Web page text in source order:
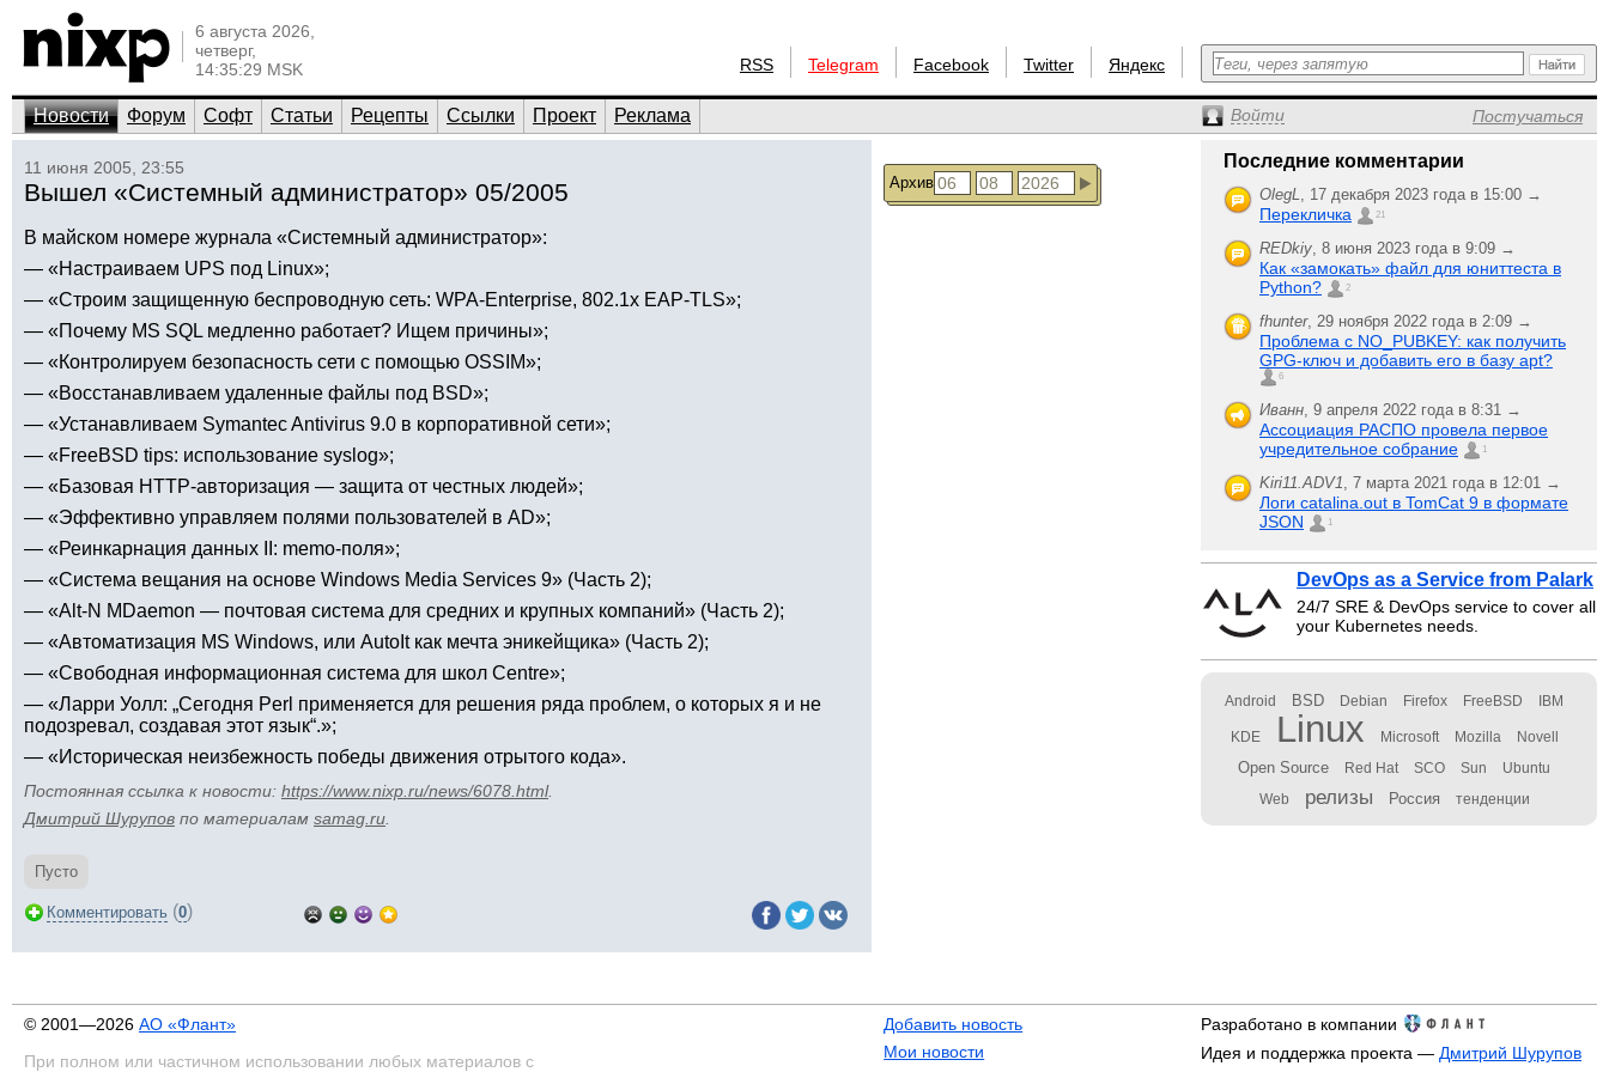
6 августа 2026,
четверг,
14:35:29 MSK
RSS Telegram Facebook Twitter Яндекс
Новости Форум Софт Статьи Рецепты Ссылки Проект Реклама Войти Постучаться
11 июня 2005, 23:55
Вышел «Системный администратор» 05/2005
В майском номере журнала «Системный администратор»:
— «Настраиваем UPS под Linux»;
— «Строим защищенную беспроводную сеть: WPA-Enterprise, 802.1x EAP-TLS»;
— «Почему MS SQL медленно работает? Ищем причины»;
— «Контролируем безопасность сети с помощью OSSIM»;
— «Восстанавливаем удаленные файлы под BSD»;
— «Устанавливаем Symantec Antivirus 9.0 в корпоративной сети»;
— «FreeBSD tips: использование syslog»;
— «Базовая HTTP-авторизация — защита от честных людей»;
— «Эффективно управляем полями пользователей в AD»;
— «Реинкарнация данных II: memo-поля»;
— «Система вещания на основе Windows Media Services 9» (Часть 2);
— «Alt-N MDaemon — почтовая система для средних и крупных компаний» (Часть 2);
— «Автоматизация MS Windows, или AutoIt как мечта эникейщика» (Часть 2);
— «Свободная информационная система для школ Centre»;
— «Ларри Уолл: „Сегодня Perl применяется для решения ряда проблем, о которых я и не
подозревал, создавая этот язык“.»;
— «Историческая неизбежность победы движения отрытого кода».
Постоянная ссылка к новости: https://www.nixp.ru/news/6078.html.
Дмитрий Шурупов по материалам samag.ru
Пусто
Комментировать (0)
Архив
Последние комментарии
OlegL, 17 декабря 2023 года в 15:00 →
Перекличка 21
REDkiy, 8 июня 2023 года в 9:09 →
Как «замокать» файл для юниттеста в
Python?
2
fhunter, 29 ноября 2022 года в 2:09 →
Проблема с NO_PUBKEY: как получить
GPG-ключ и добавить его в базу apt?
6
Иванн, 9 апреля 2022 года в 8:31 →
Ассоциация РАСПО провела первое
учредительное собрание
1
Kiri11.ADV1, 7 марта 2021 года в 12:01 →
Логи catalina.out в TomCat 9 в формате
JSON
1
DevOps as a Service from Palark
24/7 SRE & DevOps service to cover all
your Kubernetes needs.
Android BSD Debian Firefox FreeBSD IBM
KDE Linux Microsoft Mozilla Novell
Open Source Red Hat SCO Sun Ubuntu
Web релизы Россия тенденции
© 2001—2026 АО «Флант»
При полном или частичном использовании любых материалов с
Добавить новость
Мои новости
Разработано в компании
Идея и поддержка проекта — Дмитрий Шурупов